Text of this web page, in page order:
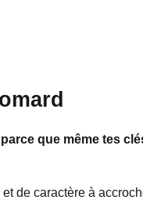
que même tes
et de caractère à